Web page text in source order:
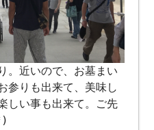
。近いので、お墓まい
参りも出来て、美味し
しい事も出来て。ご先